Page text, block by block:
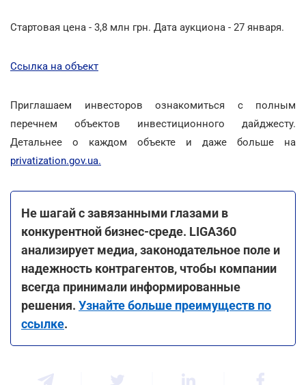
Стартовая цена - 3,8 млн грн. Дата аукциона - 27 января.
Ссылка на объект
Приглашаем инвесторов ознакомиться с полным
перечнем объектов инвестиционного дайджесту.
Детальнее о каждом объекте и даже больше на
privatization.gov.ua.
Не шагай с завязанными глазами в
конкурентной бизнес-среде. LIGA360
анализирует медиа, законодательное поле и
надежность контрагентов, чтобы компании
всегда принимали информированные
решения. Узнайте больше преимуществ по
ссылке.